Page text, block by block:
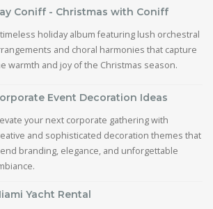
Coniff - Christmas with Coniff
holiday album featuring lush orchestral
and choral harmonies that capture
warmth and joy of the Christmas season.
Event Decoration Ideas
your next corporate gathering with
and sophisticated decoration themes that
branding, elegance, and unforgettable
Yacht Rental